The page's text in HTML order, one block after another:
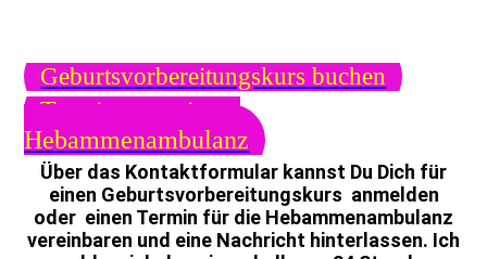
Geburtsvorbereitungskurs buchen
Termin reservieren
Hebammenambulanz
Über das Kontaktformular kannst Du Dich für
einen Geburtsvorbereitungskurs anmelden
oder einen Termin für die Hebammenambulanz
vereinbaren und eine Nachricht hinterlassen. Ich